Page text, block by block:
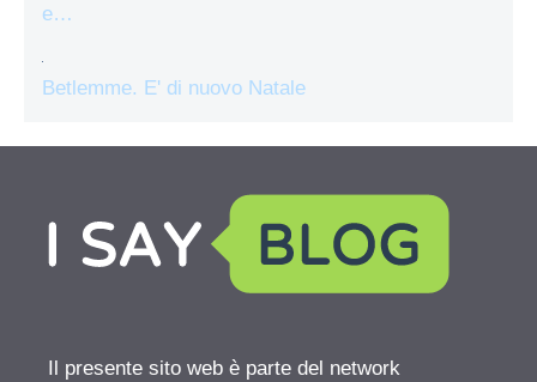
e…
Betlemme. E' di nuovo Natale
Il presente sito web è parte del network